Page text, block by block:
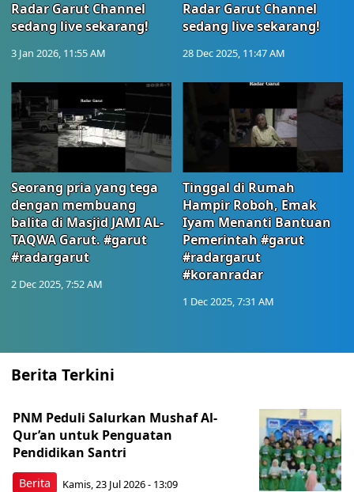
Radar Garut Channel
sedang live sekarang!
3 Jan 2026, 11:55 AM
Radar Garut Channel
sedang live sekarang!
28 Dec 2025, 11:47 AM
Seorang pria yang tega
dengan membuang
balita di Masjid JAMI AL-
TAQWA Garut. #garut
#radargarut
2 Dec 2025, 7:52 AM
Tinggal di Rumah
Hampir Roboh, Emak
Iyam Menanti Bantuan
Pemerintah #garut
#radargarut
#koranradar
1 Dec 2025, 7:31 AM
Berita Terkini
Berita
PNM Peduli Salurkan Mushaf Al-
Qur’an untuk Penguatan
Pendidikan Santri
Kamis, 23 Jul 2026 - 13:09